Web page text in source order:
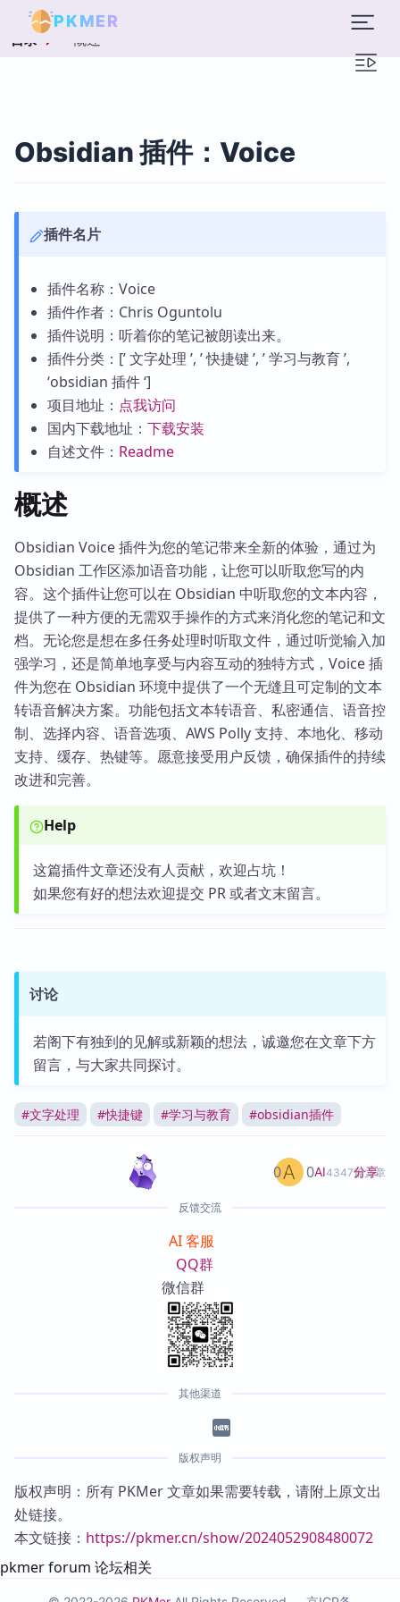
PKMER
目录 概述
Obsidian 插件：Voice
插件名片
插件名称：Voice
插件作者：Chris Oguntolu
插件说明：听着你的笔记被朗读出来。
插件分类：[’ 文字处理 ’, ’ 快捷键 ’, ’ 学习与教育 ’,
‘obsidian 插件 ‘]
项目地址： 点我访问
国内下载地址： 下载安装
自述文件： Readme
概述
Obsidian Voice 插件为您的笔记带来全新的体验，通过为
Obsidian 工作区添加语音功能，让您可以听取您写的内
容。这个插件让您可以在 Obsidian 中听取您的文本内容，
提供了一种方便的无需双手操作的方式来消化您的笔记和文
档。无论您是想在多任务处理时听取文件，通过听觉输入加
强学习，还是简单地享受与内容互动的独特方式，Voice 插
件为您在 Obsidian 环境中提供了一个无缝且可定制的文本
转语音解决方案。功能包括文本转语音、私密通信、语音控
制、选择内容、语音选项、AWS Polly 支持、本地化、移动
支持、缓存、热键等。愿意接受用户反馈，确保插件的持续
改进和完善。
Help
这篇插件文章还没有人贡献，欢迎占坑！
如果您有好的想法欢迎提交 PR 或者文末留言。
讨论
若阁下有独到的见解或新颖的想法，诚邀您在文章下方
留言，与大家共同探讨。
#文字处理 #快捷键 #学习与教育 #obsidian插件
AI4347篇文章
0 0 分享
反馈交流
AI 客服
QQ群
微信群
其他渠道
版权声明
版权声明：所有 PKMer 文章如果需要转载，请附上原文出
处链接。
本文链接： https://pkmer.cn/show/2024052908480072
pkmer forum 论坛相关